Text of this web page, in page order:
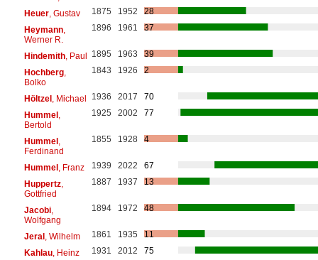
Heuer, Gustav 1875 1952
28
Heymann,
Werner R.
1896 1961 37
Hindemith, Paul 1895 1963
39
Hochberg,
Bolko
1843 1926 2
Höltzel, Michael 1936 2017
70
Hummel,
Bertold
1925 2002 77
Hummel,
Ferdinand
1855 1928 4
Hummel, Franz 1939 2022
67
Huppertz,
Gottfried
1887 1937 13
Jacobi,
Wolfgang
1894 1972 48
Jeral, Wilhelm 1861 1935
11
Kahlau, Heinz 1931 2012
75